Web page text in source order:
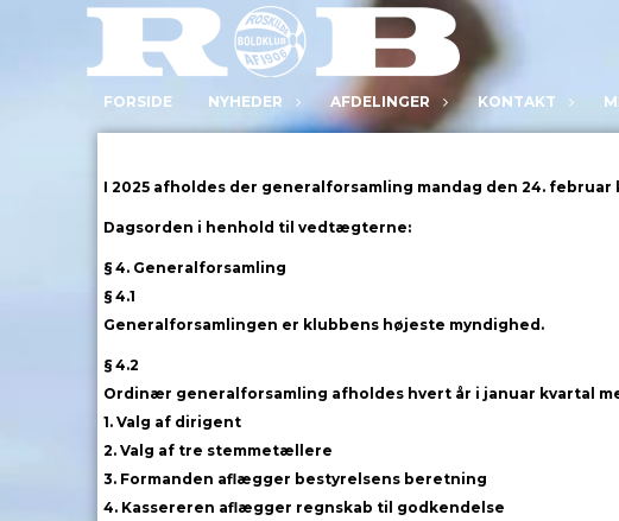
FORSIDE NYHEDER AFDELINGER KONTAKT
I 2025 afholdes der generalforsamling mandag den 24. februar
Dagsorden i henhold til vedtægterne:
§ 4. Generalforsamling
§ 4.1
Generalforsamlingen er klubbens højeste myndighed.
§ 4.2
Ordinær generalforsamling afholdes hvert år i januar kvartal
1. Valg af dirigent
2. Valg af tre stemmetællere
3. Formanden aflægger bestyrelsens beretning
4. Kassereren aflægger regnskab til godkendelse